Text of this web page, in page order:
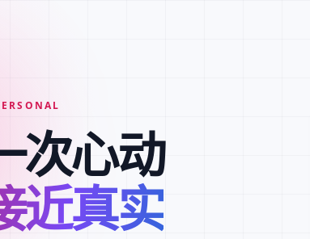
次心动
近真实